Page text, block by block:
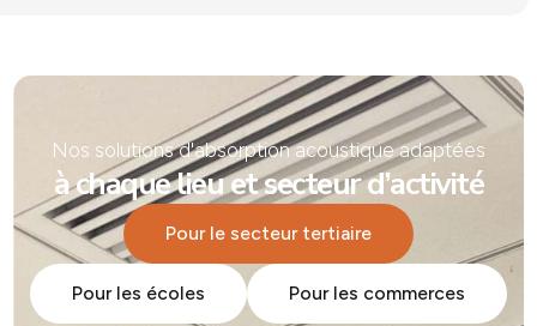
Nos solutions d'absorption acoustique adaptées
à chaque lieu et secteur d’activité
Pour le secteur tertiaire
Pour les écoles Pour les commerces